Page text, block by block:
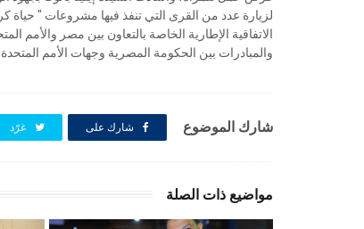
لزيارة عدد من القرى التي تنفذ فيها مشروعات " حياة
والمبادرات بين الحكومة المصرية وجهات الأمم المتحدة
شارك الموضوع شارك على غرّد
مواضيع ذات الصلة